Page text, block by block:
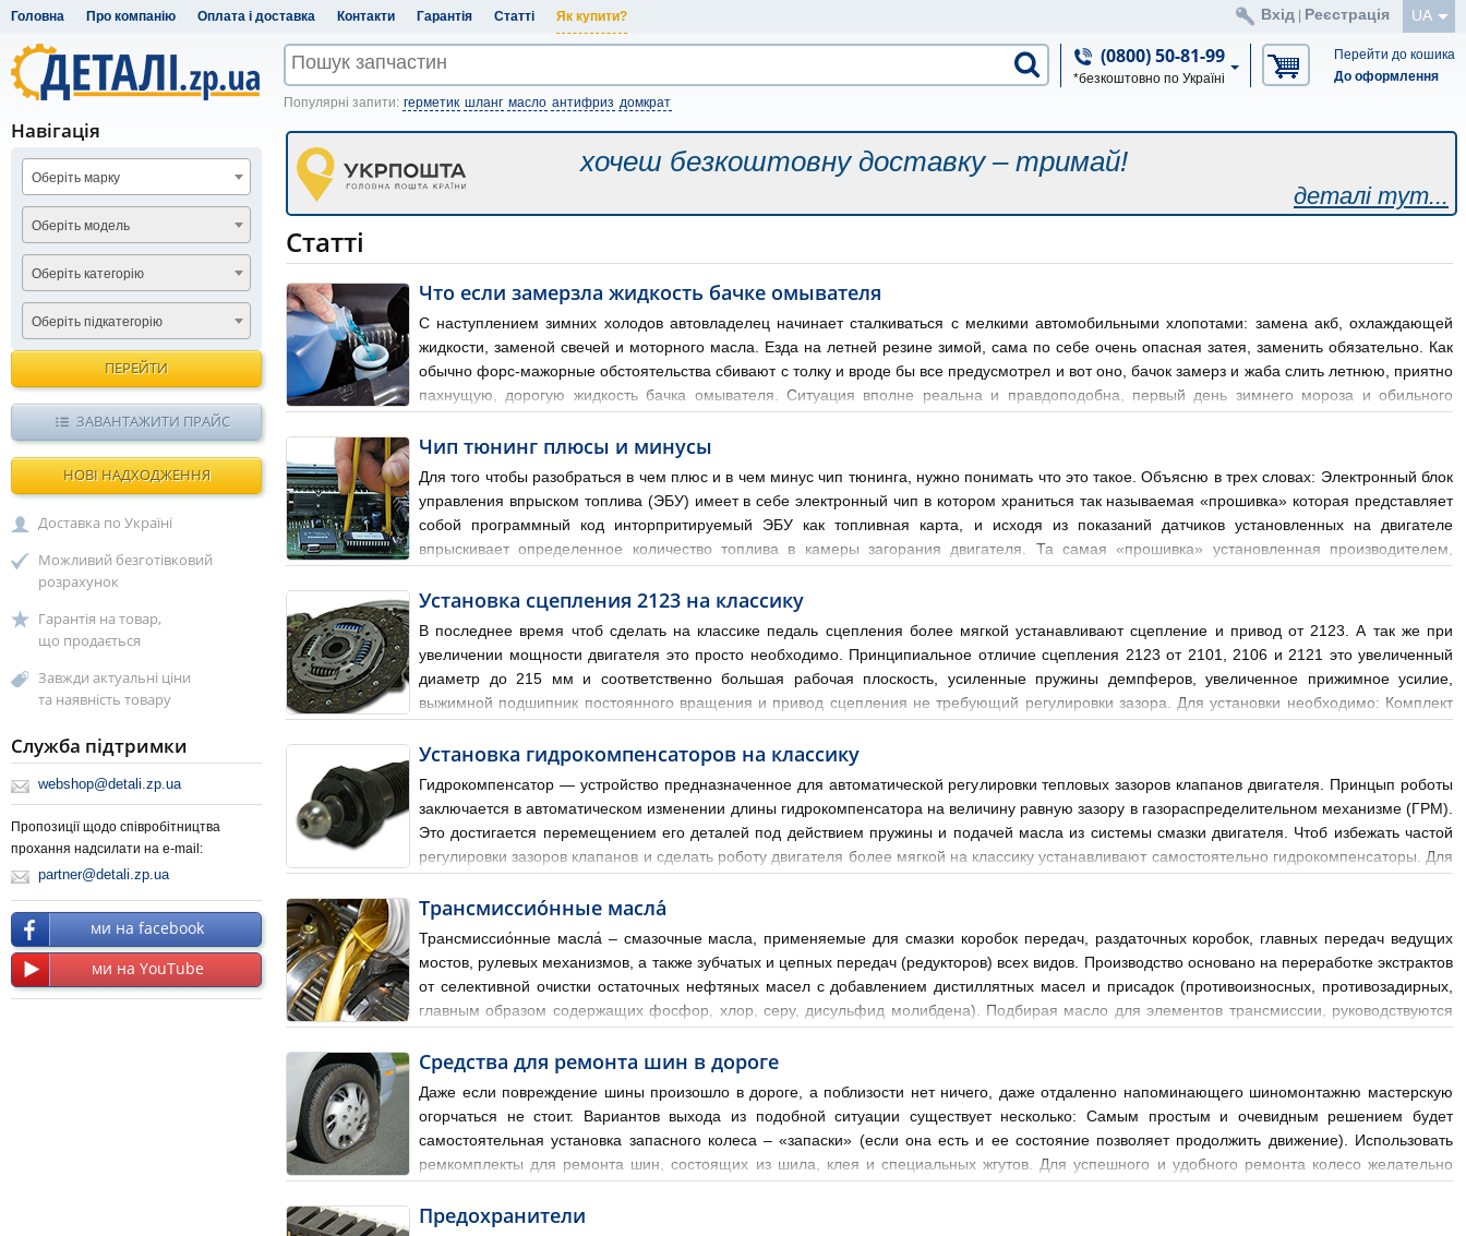
Головна Про компанію Оплата і доставка Контакти Гарантія Статті Як купити? UA
Вхід Реєстрація
(0800) 50-81-99
*безкоштовно по Україні
Перейти до кошика
До оформлення
Популярні запити: герметик шланг масло антифриз домкрат
хочеш безкоштовну доставку – тримай!
деталі тут...
Статті
Что если замерзла жидкость бачке омывателя
С наступлением зимних холодов автовладелец начинает сталкиваться с мелкими автомобильными хлопотами: замена акб, охлаждающей
жидкости, заменой свечей и моторного масла. Езда на летней резине зимой, сама по себе очень опасная затея, заменить обязательно. Как
обычно форс-мажорные обстоятельства сбивают с толку и вроде бы все предусмотрел и вот оно, бачок замерз и жаба слить летнюю, приятно
пахнущую, дорогую жидкость бачка омывателя. Ситуация вполне реальна и правдоподобна, первый день зимнего мороза и обильного
Чип тюнинг плюсы и минусы
Для того чтобы разобраться в чем плюс и в чем минус чип тюнинга, нужно понимать что это такое. Объясню в трех словах: Электронный блок
управления впрыском топлива (ЭБУ) имеет в себе электронный чип в котором храниться так называемая «прошивка» которая представляет
собой программный код инторпритируемый ЭБУ как топливная карта, и исходя из показаний датчиков установленных на двигателе
впрыскивает определенное количество топлива в камеры загорания двигателя. Та самая «прошивка» установленная производителем,
Установка сцепления 2123 на классику
В последнее время чтоб сделать на классике педаль сцепления более мягкой устанавливают сцепление и привод от 2123. А так же при
увеличении мощности двигателя это просто необходимо. Принципиальное отличие сцепления 2123 от 2101, 2106 и 2121 это увеличенный
диаметр до 215 мм и соответственно большая рабочая плоскость, усиленные пружины демпферов, увеличенное прижимное усилие,
выжимной подшипник постоянного вращения и привод сцепления не требующий регулировки зазора. Для установки необходимо: Комплект
Установка гидрокомпенсаторов на класcику
Гидрокомпенсатор — устройство предназначенное для автоматической регулировки тепловых зазоров клапанов двигателя. Принцып роботы
заключается в автоматическом изменении длины гидрокомпенсатора на величину равную зазору в газораспределительном механизме (ГРМ).
Это достигается перемещением его деталей под действием пружины и подачей масла из системы смазки двигателя. Чтоб избежать частой
регулировки зазоров клапанов и сделать роботу двигателя более мягкой на классику устанавливают самостоятельно гидрокомпенсаторы. Для
Трансмиссио́нные масла́
Трансмиссио́нные масла́ – смазочные масла, применяемые для смазки коробок передач, раздаточных коробок, главных передач ведущих
мостов, рулевых механизмов, а также зубчатых и цепных передач (редукторов) всех видов. Производство основано на переработке экстрактов
от селективной очистки остаточных нефтяных масел с добавлением дистиллятных масел и присадок (противоизносных, противозадирных,
главным образом содержащих фосфор, хлор, серу, дисульфид молибдена). Подбирая масло для элементов трансмиссии, руководствуются
Средства для ремонта шин в дороге
Даже если повреждение шины произошло в дороге, а поблизости нет ничего, даже отдаленно напоминающего шиномонтажню мастерскую
огорчаться не стоит. Вариантов выхода из подобной ситуации существует несколько: Самым простым и очевидным решением будет
самостоятельная установка запасного колеса – «запаски» (если она есть и ее состояние позволяет продолжить движение). Использовать
ремкомплекты для ремонта шин, состоящих из шила, клея и специальных жгутов. Для успешного и удобного ремонта колесо желательно
Предохранители
Навігація
Оберіть марку
Оберіть модель
Оберіть категорію
Оберіть підкатегорію
ПЕРЕЙТИ
ЗАВАНТАЖИТИ ПРАЙС
НОВІ НАДХОДЖЕННЯ
Доставка по Україні
Можливий безготівковий
розрахунок
Гарантія на товар,
що продається
Завжди актуальні ціни
та наявність товару
Служба підтримки
webshop@detali.zp.ua
Пропозиції щодо співробітництва
прохання надсилати на e-mail:
partner@detali.zp.ua
ми на facebook
ми на YouTube